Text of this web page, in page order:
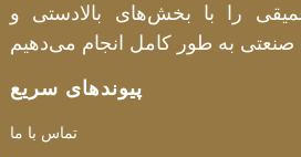
را با بخش‌های بالادستی و
پیوندهای سریع
تماس با ما